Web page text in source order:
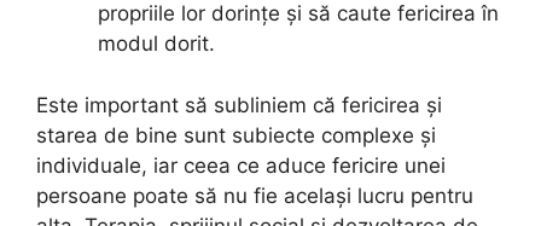
propriile lor dorințe și să caute fericirea în
modul dorit.
Este important să subliniem că fericirea și
starea de bine sunt subiecte complexe și
individuale, iar ceea ce aduce fericire unei
persoane poate să nu fie același lucru pentru